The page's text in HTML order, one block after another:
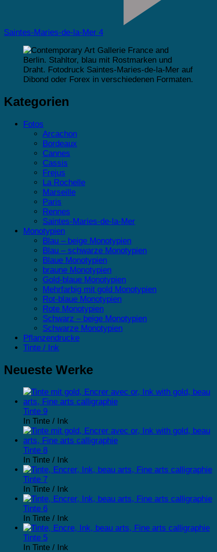
Saintes-Maries-de-la-Mer 4
Kategorien
Fotos
Arcachon
Bordeaux
Cannes
Cassis
Frejus
La Rochelle
Marseille
Paris
Rennes
Saintes-Maries-de-la-Mer
Monotypien
Blau – beige Monotypien
Blau – schwarze Monotypien
Blaue Monotypien
braune Monotypien
Gold-blaue Monotypien
Mehrfarbig mit gold Monotypien
Rot-blaue Monotypien
Rote Monotypien
Schwarz – beige Monotypien
Schwarze Monotypien
Pflanzendrucke
Tinte / Ink
Neueste Werke
Tinte 9
In Tinte / Ink
Tinte 8
In Tinte / Ink
Tinte 7
In Tinte / Ink
Tinte 6
In Tinte / Ink
Tinte 5
In Tinte / Ink